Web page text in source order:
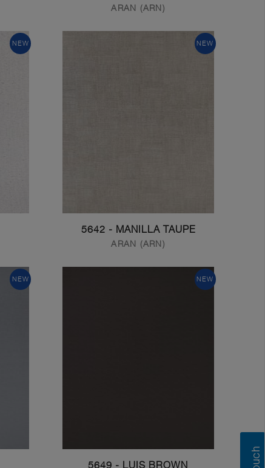
ARAN (ARN)
NEW NEW
5642 - MANILLA TAUPE
ARAN (ARN)
NEW NEW
5649 - LUIS BROWN